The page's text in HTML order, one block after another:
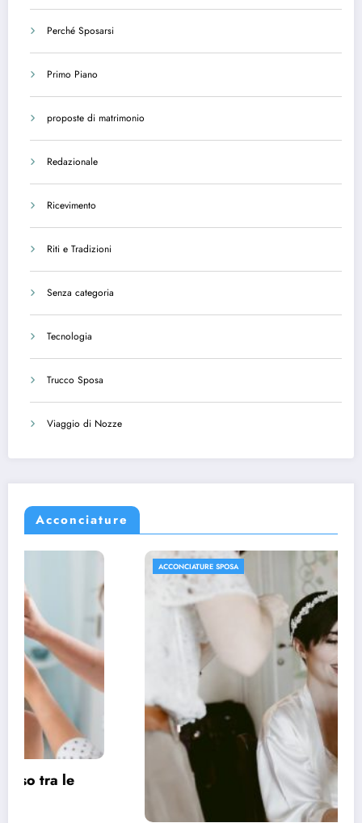
Perché Sposarsi
Primo Piano
proposte di matrimonio
Redazionale
Ricevimento
Riti e Tradizioni
Senza categoria
Tecnologia
Trucco Sposa
Viaggio di Nozze
Acconciature